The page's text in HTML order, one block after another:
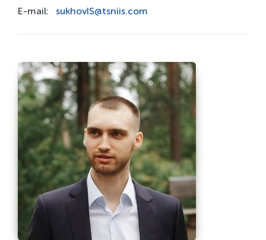
E-mail:
sukhovIS@tsniis.com